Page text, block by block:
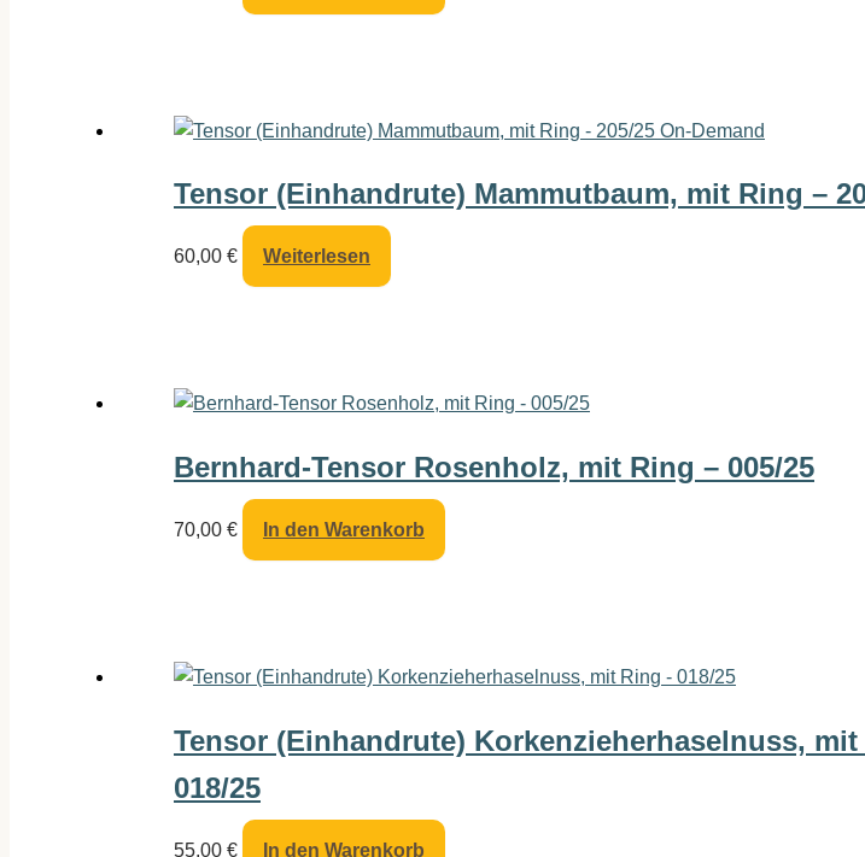
On-Demand
Tensor (Einhandrute) Mammutbaum, mit Ring –
60,00 € Weiterlesen
Bernhard-Tensor Rosenholz, mit Ring – 005/25
70,00 € In den Warenkorb
Tensor (Einhandrute) Korkenzieherhaselnuss, mit
018/25
55,00 € In den Warenkorb